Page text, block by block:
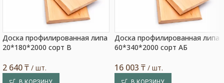
Доска профилированная липа
20*180*2000 сорт В
2 640₸ / шт.
Доска профилированная липа
60*340*2000 сорт АБ
16 003 ₸ / шт.